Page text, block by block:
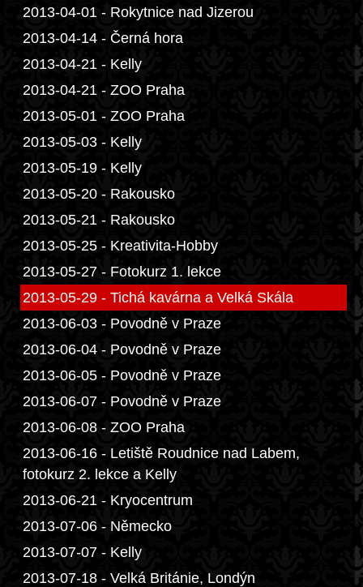
2013-04-01 - Rokytnice nad Jizerou
2013-04-14 - Černá hora
2013-04-21 - Kelly
2013-04-21 - ZOO Praha
2013-05-01 - ZOO Praha
2013-05-03 - Kelly
2013-05-19 - Kelly
2013-05-20 - Rakousko
2013-05-21 - Rakousko
2013-05-25 - Kreativita-Hobby
2013-05-27 - Fotokurz 1. lekce
2013-05-29 - Tichá kavárna a Velká Skála
2013-06-03 - Povodně v Praze
2013-06-04 - Povodně v Praze
2013-06-05 - Povodně v Praze
2013-06-07 - Povodně v Praze
2013-06-08 - ZOO Praha
2013-06-16 - Letiště Roudnice nad Labem,
fotokurz 2. lekce a Kelly
2013-06-21 - Kryocentrum
2013-07-06 - Německo
2013-07-07 - Kelly
2013-07-18 - Velká Británie, Londýn